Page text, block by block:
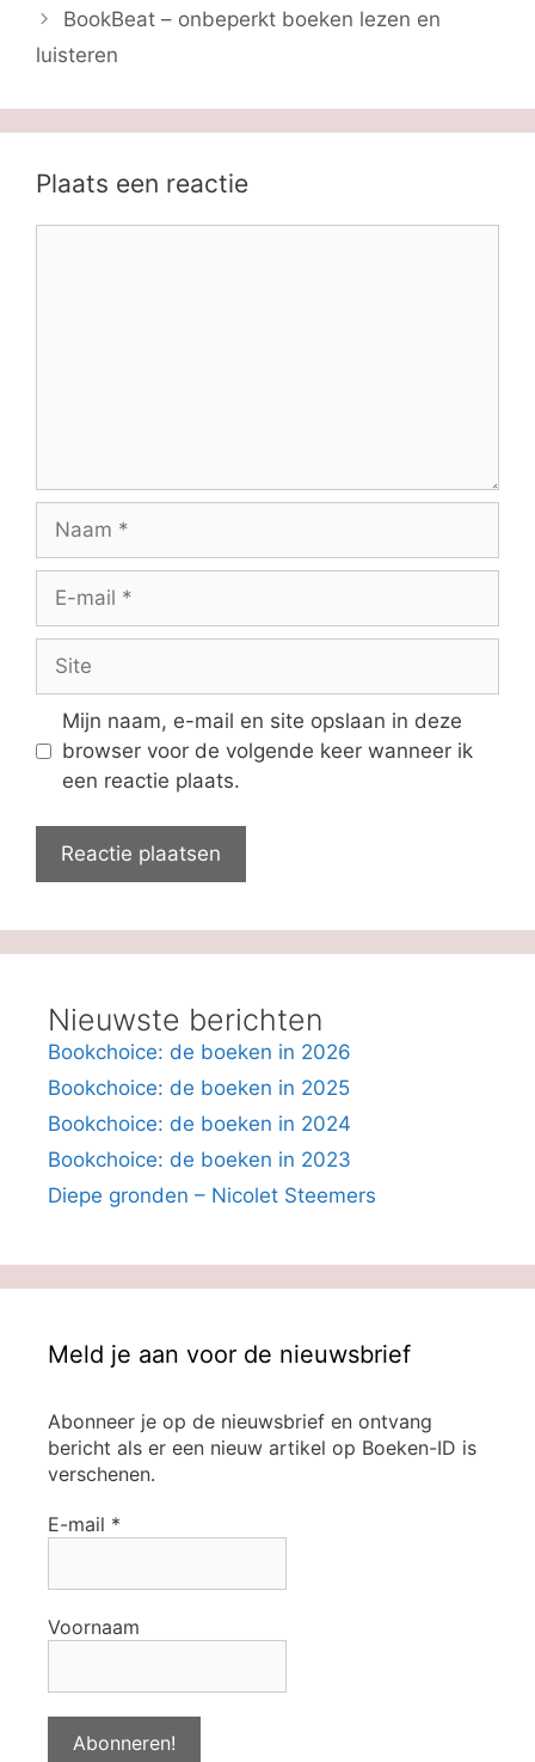
BookBeat – onbeperkt boeken lezen en
luisteren
Plaats een reactie
mail
Mijn naam, e-mail en site opslaan in deze
browser voor de volgende keer wanneer ik
een reactie plaats.
Nieuwste berichten
Bookchoice: de boeken in 2026
Bookchoice: de boeken in 2025
Bookchoice: de boeken in 2024
Bookchoice: de boeken in 2023
Diepe gronden – Nicolet Steemers
Meld je aan voor de nieuwsbrief
Abonneer je op de nieuwsbrief en ontvang
bericht als er een nieuw artikel op Boeken-ID is
verschenen.
E-mail *
Voornaam